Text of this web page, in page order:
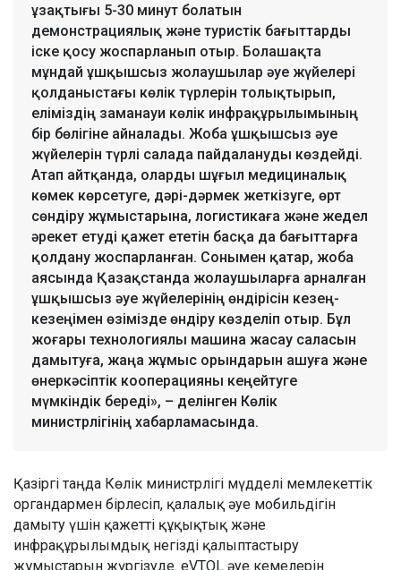
ұзақтығы 5-30 минут болатын
демонстрациялық және туристік бағыттарды
іске қосу жоспарланып отыр. Болашақта
мұндай ұшқышсыз жолаушылар әуе жүйелері
қолданыстағы көлік түрлерін толықтырып,
еліміздің заманауи көлік инфрақұрылымының
бір бөлігіне айналады. Жоба ұшқышсыз әуе
жүйелерін түрлі салада пайдалануды көздейді.
Атап айтқанда, оларды шұғыл медициналық
көмек көрсетуге, дәрі-дәрмек жеткізуге, өрт
сөндіру жұмыстарына, логистикаға және жедел
әрекет етуді қажет ететін басқа да бағыттарға
қолдану жоспарланған. Сонымен қатар, жоба
аясында Қазақстанда жолаушыларға арналған
ұшқышсыз әуе жүйелерінің өндірісін кезең-
кезеңімен өзімізде өндіру көзделіп отыр. Бұл
жоғары технологиялы машина жасау саласын
дамытуға, жаңа жұмыс орындарын ашуға және
өнеркәсіптік кооперацияны кеңейтуге
мүмкіндік береді», – делінген Көлік
министрлігінің хабарламасында.
Қазіргі таңда Көлік министрлігі мүдделі мемлекеттік
органдармен бірлесіп, қалалық әуе мобильдігін
дамыту үшін қажетті құқықтық және
инфрақұрылымдық негізді қалыптастыру
жұмыстарын жүргізуде. eVTOL әуе кемелерін